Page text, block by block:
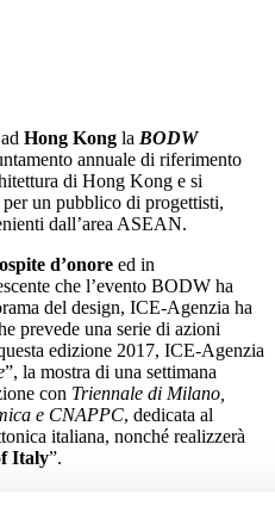
Hong Kong la BODW
annuale di riferimento
di Hong Kong e si
un pubblico di progettisti,
dall’area ASEAN.
d’onore ed in
che l’evento BODW ha
del design, ICE-Agenzia ha
prevede una serie di azioni
edizione 2017, ICE-Agenzia
”, la mostra di una settimana
con Triennale di Milano,
e CNAPPC, dedicata al
italiana, nonché realizzerà
Italy”.